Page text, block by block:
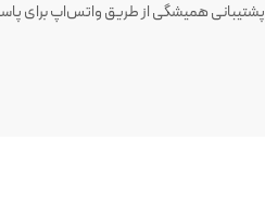
پشتیبانی همیشگی از طریق واتس‌اپ برای